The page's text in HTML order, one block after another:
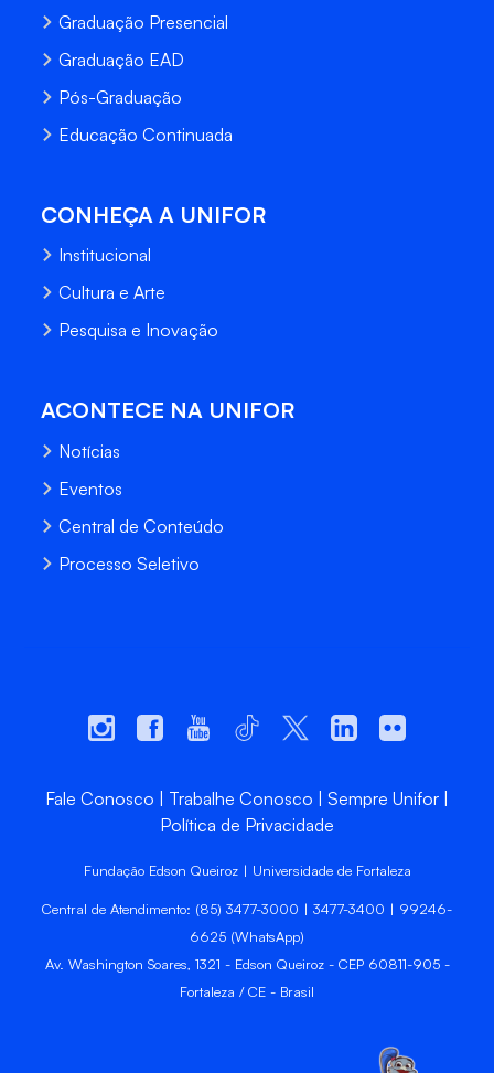
Graduação Presencial
Graduação EAD
Pós-Graduação
Educação Continuada
CONHEÇA A UNIFOR
Institucional
Cultura e Arte
Pesquisa e Inovação
ACONTECE NA UNIFOR
Notícias
Eventos
Central de Conteúdo
Processo Seletivo
Fale Conosco Trabalhe Conosco
Sempre Unifor
Política de Privacidade
Fundação Edson Queiroz | Universidade de Fortaleza
Central de Atendimento: (85) 3477-3000 | 3477-3400 | 99246-
6625 (WhatsApp)
Av. Washington Soares, 1321 - Edson Queiroz - CEP 60811-905 -
Fortaleza / CE - Brasil